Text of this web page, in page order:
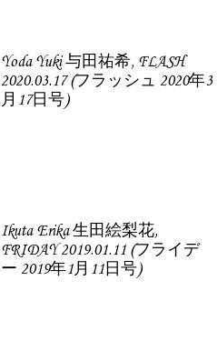
Yoda Yuki 与田祐希, FLASH
2020.03.17 (フラッシュ 2020年3
月17日号)
Ikuta Erika 生田絵梨花,
FRIDAY 2019.01.11 (フライデ
ー 2019年1月11日号)